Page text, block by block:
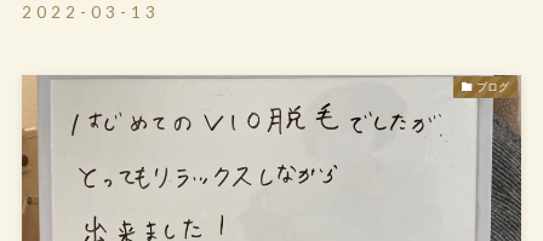
2022-03-13
ブログ